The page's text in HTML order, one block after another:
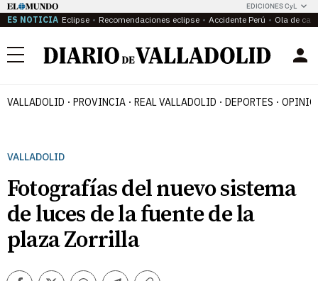
EDICIONES CyL
ES NOTICIA Eclipse Recomendaciones eclipse Accidente Perú Ola de
Menú
VALLADOLID PROVINCIA REAL VALLADOLID DEPORTES
VALLADOLID
Fotografías del nuevo sistema
de luces de la fuente de la
plaza Zorrilla